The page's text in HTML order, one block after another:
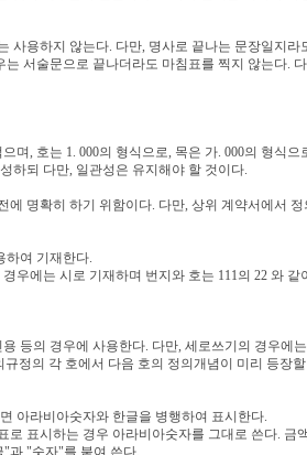
사용하지 않는다. 다만, 명사로 끝나는 문장일지라
서술문으로 끝나더라도 마침표를 찍지 않는다.
며, 호는 1. 000의 형식으로, 목은 가. 000의 형식으
하되 다만, 일관성은 유지해야 할 것이다.
명확히 하기 위함이다. 다만, 상위 계약서에서 정
하여 기재한다.
우에는 시로 기재하며 번지와 호는 111의 22 와 같
등의 경우에 사용한다. 다만, 세로쓰기의 경우에
정의 각 호에서 다음 호의 정의개념이 미리 등장
아라비아숫자와 한글을 병행하여 표시한다.
로 표시하는 경우 아라비아숫자를 그대로 쓴다. 금
과 "숫자"를 붙여 쓴다.